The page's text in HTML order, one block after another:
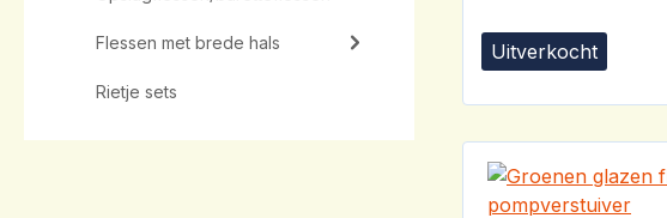
Flessen met brede hals
Rietje sets
Uitverkocht